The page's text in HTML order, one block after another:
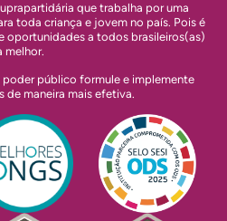
que trabalha por uma
toda criança e jovem no país. Pois é
oportunidades a todos brasileiros(as)
melhor.
público formule e implemente
de maneira mais efetiva.